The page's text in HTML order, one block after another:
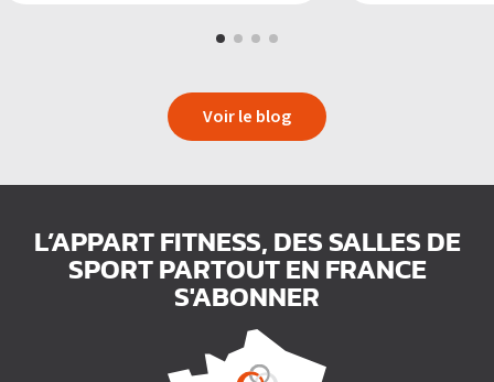
Voir le blog
L’APPART FITNESS, DES SALLES DE
SPORT PARTOUT EN FRANCE
S'ABONNER